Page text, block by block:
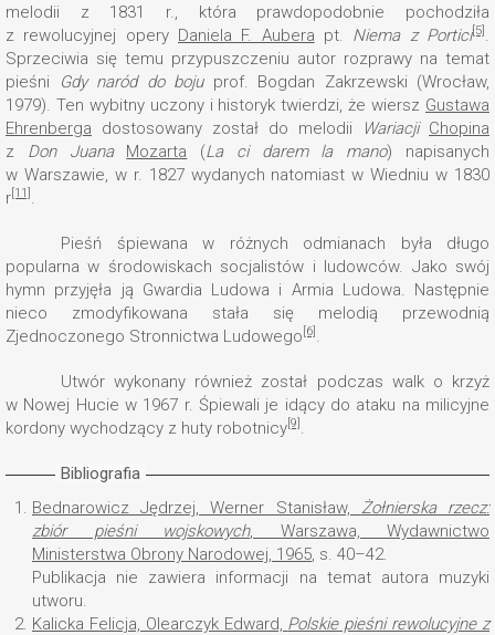
melodii z 1831 r., która prawdopodobnie pochodziła
z rewolucyjnej opery Daniela F. Aubera pt. Niema z Portici[5] .
Sprzeciwia się temu przypuszczeniu autor rozprawy na temat
pieśni
Gdy naród do bojuprof. Bogdan Zakrzewski (Wrocław,
1979). Ten wybitny uczony i historyk twierdzi, że wiersz Gustawa
Ehrenberga dostosowany został do melodii Wariacji Chopina
z Don Juana Mozarta (La ci darem la mano) napisanych
w Warszawie, w r. 1827 wydanych natomiast w Wiedniu w 1830
r [11] .
Pieśń śpiewana w różnych odmianach była długo
popularna w środowiskach socjalistów i ludowców. Jako swój
hymn przyjęła ją Gwardia Ludowa i Armia Ludowa. Następnie
nieco zmodyfikowana stała się melodią przewodnią
Zjednoczonego Stronnictwa Ludowego [6] .
Utwór wykonany również został podczas walk o krzyż
w Nowej Hucie w 1967 r. Śpiewali je idący do ataku na milicyjne
kordony wychodzący z huty robotnicy [9] .
Bibliografia
1. Bednarowicz Jędrzej, Werner Stanisław, Żołnierska rzecz:
zbiór pieśni wojskowych, Warszawa, Wydawnictwo
Ministerstwa Obrony Narodowej, 1965, s. 40–42.
Publikacja nie zawiera informacji na temat autora muzyki
utworu.
2. Kalicka Felicja, Olearczyk Edward, Polskie pieśni rewolucyjne z